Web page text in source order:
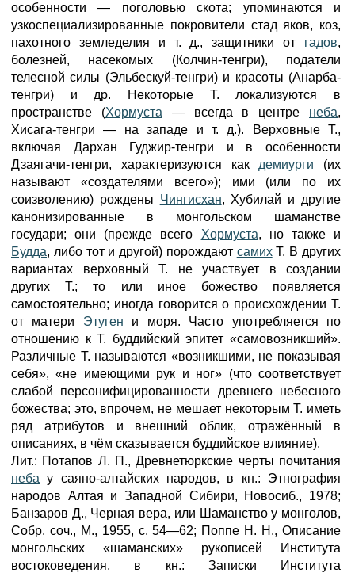
особенности — поголовью скота; упоминаются и
узкоспециализированные покровители стад яков, коз,
пахотного земледелия и т. д., защитники от гадов,
болезней, насекомых (Колчин-тенгри), податели
телесной силы (Эльбескуй-тенгри) и красоты (Анарба-
тенгри) и др. Некоторые Т. локализуются в
пространстве (Хормуста — всегда в центре неба,
Хисага-тенгри — на западе и т. д.). Верховные Т.,
включая Дархан Гуджир-тенгри и в особенности
Дзаягачи-тенгри, характеризуются как демиурги (их
называют «создателями всего»); ими (или по их
соизволению) рождены Чингисхан, Хубилай и другие
канонизированные в монгольском шаманстве
государи; они (прежде всего Хормуста, но также и
Будда, либо тот и другой) порождают самихТ. В других
вариантах верховный Т. не участвует в создании
других Т.; то или иное божество появляется
самостоятельно; иногда говорится о происхождении Т.
от матери Этуген и моря. Часто употребляется по
отношению к Т. буддийский эпитет «самовозникший».
Различные Т. называются «возникшими, не показывая
себя», «не имеющими рук и ног» (что соответствует
слабой персонифицированности древнего небесного
божества; это, впрочем, не мешает некоторым Т. иметь
ряд атрибутов и внешний облик, отражённый в
описаниях, в чём сказывается буддийское влияние).
Лит.: Потапов Л. П., Древнетюркские черты почитания
неба у саяно-алтайских народов, в кн.: Этнография
народов Алтая и Западной Сибири, Новосиб., 1978;
Банзаров Д., Черная вера, или Шаманство у монголов,
Собр. соч., М., 1955, с. 54—62; Поппе Н. Н., Описание
монгольских «шаманских» рукописей Института
востоковедения, в кн.: Записки Института